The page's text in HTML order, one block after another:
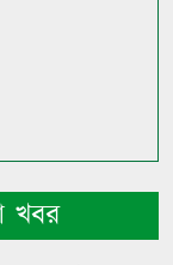
খবর